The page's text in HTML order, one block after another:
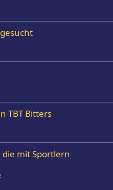
TBT Bitters
die mit Sportlern